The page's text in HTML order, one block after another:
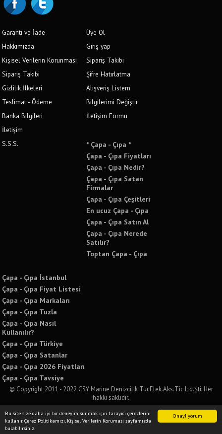
Onaylıyorum
Bu site size daha iyi bir deneyim sunmak için tarayıcı çerezlerini
kullanır. Çerez Politikamızı, Kişisel Verilerin Koruması sayfamızda
bulabilirsiniz.
Garanti ve İade
Hakkımızda
Kişisel Verilerin Korunması
Sipariş Takibi
Gizlilik İlkeleri
Teslimat - Ödeme
Banka Bilgileri
İletişim
S.S.S.
Üye Ol
Giriş yap
Sipariş Takibi
Şifre Hatırlatma
Alışveriş Listem
Bilgilerimi Değiştir
İletişim Formu
* Çapa - Çıpa *
Çapa - Çıpa Fiyatları
Çapa - Çıpa Nedir?
Çapa - Çıpa Satan
Firmalar
Çapa - Çıpa Çeşitleri
En ucuz Çapa - Çıpa
Çapa - Çıpa Satın Al
Çapa - Çıpa Nerede
Satılır?
Toptan Çapa - Çıpa
Çapa - Çıpa İstanbul
Çapa - Çıpa Fiyat Listesi
Çapa - Çıpa Markaları
Çapa - Çıpa Tuzla
Çapa - Çıpa Nasıl
Kullanılır?
Çapa - Çıpa Türkiye
Çapa - Çıpa Satanlar
Çapa - Çıpa 2026 Fiyatları
Çapa - Çıpa Tavsiye
© Copyright 2011 - 2022 CSY Marine Denizcilik Tur.Elek.Aks.Tic.Ltd.Şti. Her
hakkı saklıdır.
Bu sitede yer alan tüm yazılı ve görsel içeriklerin izinsiz kullanımı ve paylaşımı
kesinlikle yasaktır. İzinsiz kullanımda tüm yasal sorumluluğu kabul etmiş
sayılırsınız.